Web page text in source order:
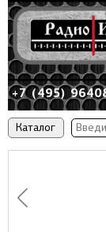
Каталог
+7 (495)